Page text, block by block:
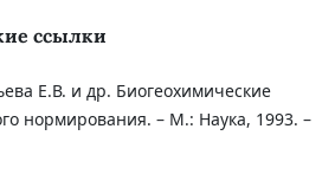
ссылки
Е.В. и др. Биогеохимические
нормирования. – М.: Наука, 1993. –